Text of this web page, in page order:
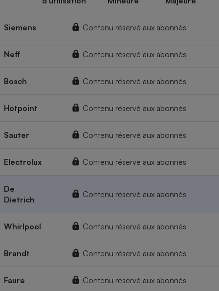
Siemens Contenu réservé aux abonnés
Neff Contenu réservé aux abonnés
Bosch Contenu réservé aux abonnés
Hotpoint Contenu réservé aux abonnés
Sauter Contenu réservé aux abonnés
Electrolux Contenu réservé aux abonnés
De
Dietrich
Contenu réservé aux abonnés
Whirlpool Contenu réservé aux abonnés
Brandt Contenu réservé aux abonnés
Faure Contenu réservé aux abonnés